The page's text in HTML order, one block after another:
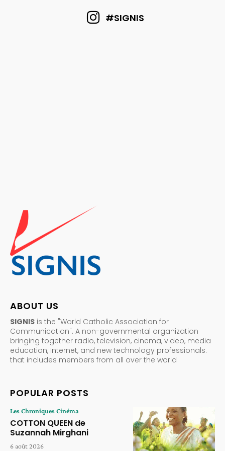
#SIGNIS
ABOUT US
SIGNIS is the "World Catholic Association for
Communication". A non-governmental organization
bringing together radio, television, cinema, video, media
education, Internet, and new technology professionals.
that includes members from all over the world
POPULAR POSTS
Les Chroniques Cinéma
COTTON QUEEN de
Suzannah Mirghani
6 août 2026